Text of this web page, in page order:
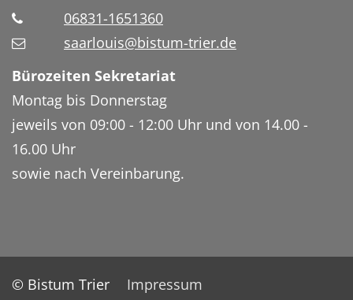
06831-1651360
saarlouis@bistum-trier.de
Bürozeiten Sekretariat
Montag bis Donnerstag
jeweils von 09:00 - 12:00 Uhr und von 14.00 -
16.00 Uhr
sowie nach Vereinbarung.
© Bistum Trier
Impressum